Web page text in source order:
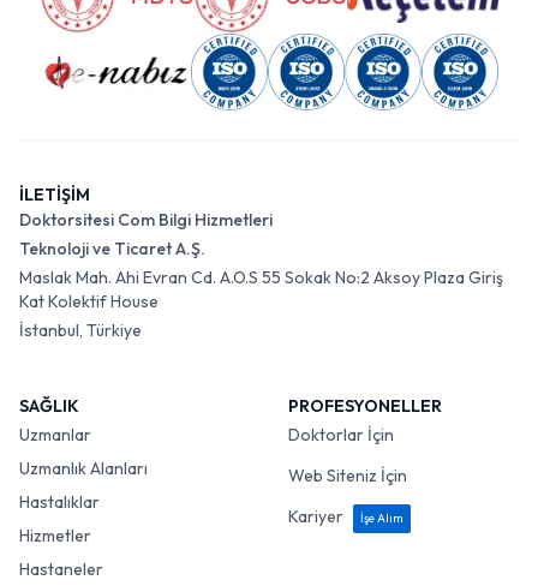
İLETİŞİM
Doktorsitesi Com Bilgi Hizmetleri
Teknoloji ve Ticaret A.Ş.
Maslak Mah. Ahi Evran Cd. A.O.S 55 Sokak No:2 Aksoy Plaza Giriş
Kat Kolektif House
İstanbul, Türkiye
SAĞLIK
Uzmanlar
Uzmanlık Alanları
Hastalıklar
Hizmetler
Hastaneler
PROFESYONELLER
Doktorlar İçin
Web Siteniz İçin
Kariyer
İşe Alım